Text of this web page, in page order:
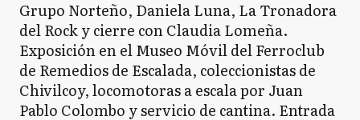
Grupo Norteño, Daniela Luna, La Tronadora
del Rock y cierre con Claudia Lomeña.
Exposición en el Museo Móvil del Ferroclub
de Remedios de Escalada, coleccionistas de
Chivilcoy, locomotoras a escala por Juan
Pablo Colombo y servicio de cantina. Entrada